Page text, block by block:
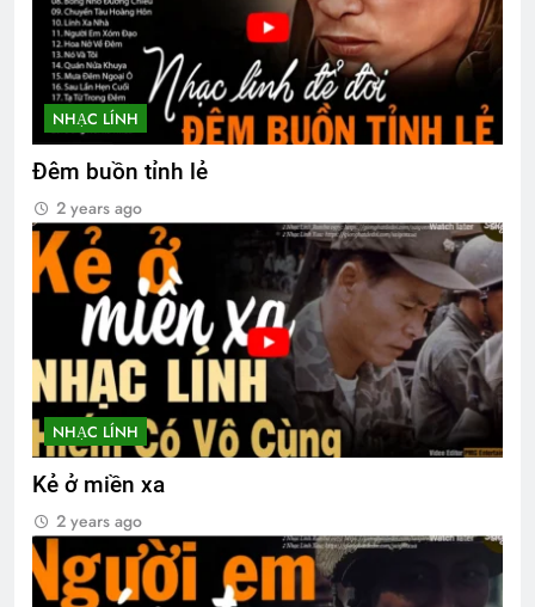
NHẠC LÍNH
Đêm buồn tỉnh lẻ
2 years ago
NHẠC LÍNH
Kẻ ở miền xa
2 years ago